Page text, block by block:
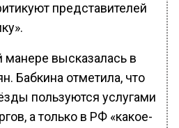
представителей
манере высказалась в
Бабкина отметила, что
пользуются услугами
а только в РФ «какое-